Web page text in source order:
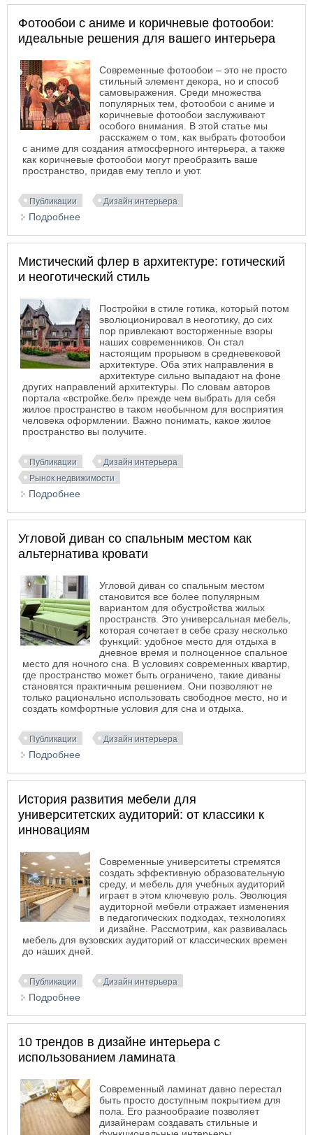
Фотообои с аниме и коричневые фотообои:
идеальные решения для вашего интерьера
Современные фотообои – это не просто
стильный элемент декора, но и способ
самовыражения. Среди множества
популярных тем, фотообои с аниме и
коричневые фотообои заслуживают
особого внимания. В этой статье мы
расскажем о том, как выбрать фотообои
с аниме для создания атмосферного интерьера, а также
как коричневые фотообои могут преобразить ваше
пространство, придав ему тепло и уют.
Публикации Дизайн интерьера
Подробнее
Мистический флер в архитектуре: готический
и неоготический стиль
Постройки в стиле готика, который потом
эволюционировал в неоготику, до сих
пор привлекают восторженные взоры
наших современников. Он стал
настоящим прорывом в средневековой
архитектуре. Оба этих направления в
архитектуре сильно выпадают на фоне
других направлений архитектуры. По словам авторов
портала «встройке.бел» прежде чем выбрать для себя
жилое пространство в таком необычном для восприятия
человека оформлении. Важно понимать, какое жилое
пространство вы получите.
Публикации
Дизайн интерьера
Рынок недвижимости
Подробнее
Угловой диван со спальным местом как
альтернатива кровати
Угловой диван со спальным местом
становится все более популярным
вариантом для обустройства жилых
пространств. Это универсальная мебель,
которая сочетает в себе сразу несколько
функций: удобное место для отдыха в
дневное время и полноценное спальное
место для ночного сна. В условиях современных квартир,
где пространство может быть ограничено, такие диваны
становятся практичным решением. Они позволяют не
только рационально использовать свободное место, но и
создать комфортные условия для сна и отдыха.
Публикации Дизайн интерьера
Подробнее
История развития мебели для
университетских аудиторий: от классики к
инновациям
Современные университеты стремятся
создать эффективную образовательную
среду, и мебель для учебных аудиторий
играет в этом ключевую роль. Эволюция
аудиторной мебели отражает изменения
в педагогических подходах, технологиях
и дизайне. Рассмотрим, как развивалась
мебель для вузовских аудиторий от классических времен
до наших дней.
Публикации Дизайн интерьера
Подробнее
10 трендов в дизайне интерьера с
использованием ламината
Современный ламинат давно перестал
быть просто доступным покрытием для
пола. Его разнообразие позволяет
дизайнерам создавать стильные и